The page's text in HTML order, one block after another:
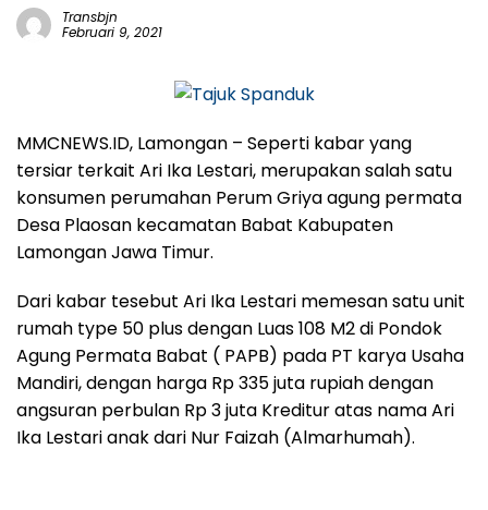
Transbjn
Februari 9, 2021
MMCNEWS.ID, Lamongan – Seperti kabar yang
tersiar terkait Ari Ika Lestari, merupakan salah satu
konsumen perumahan Perum Griya agung permata
Desa Plaosan kecamatan Babat Kabupaten
Lamongan Jawa Timur.
Dari kabar tesebut Ari Ika Lestari memesan satu unit
rumah type 50 plus dengan Luas 108 M2 di Pondok
Agung Permata Babat ( PAPB) pada PT karya Usaha
Mandiri, dengan harga Rp 335 juta rupiah dengan
angsuran perbulan Rp 3 juta Kreditur atas nama Ari
Ika Lestari anak dari Nur Faizah (Almarhumah).